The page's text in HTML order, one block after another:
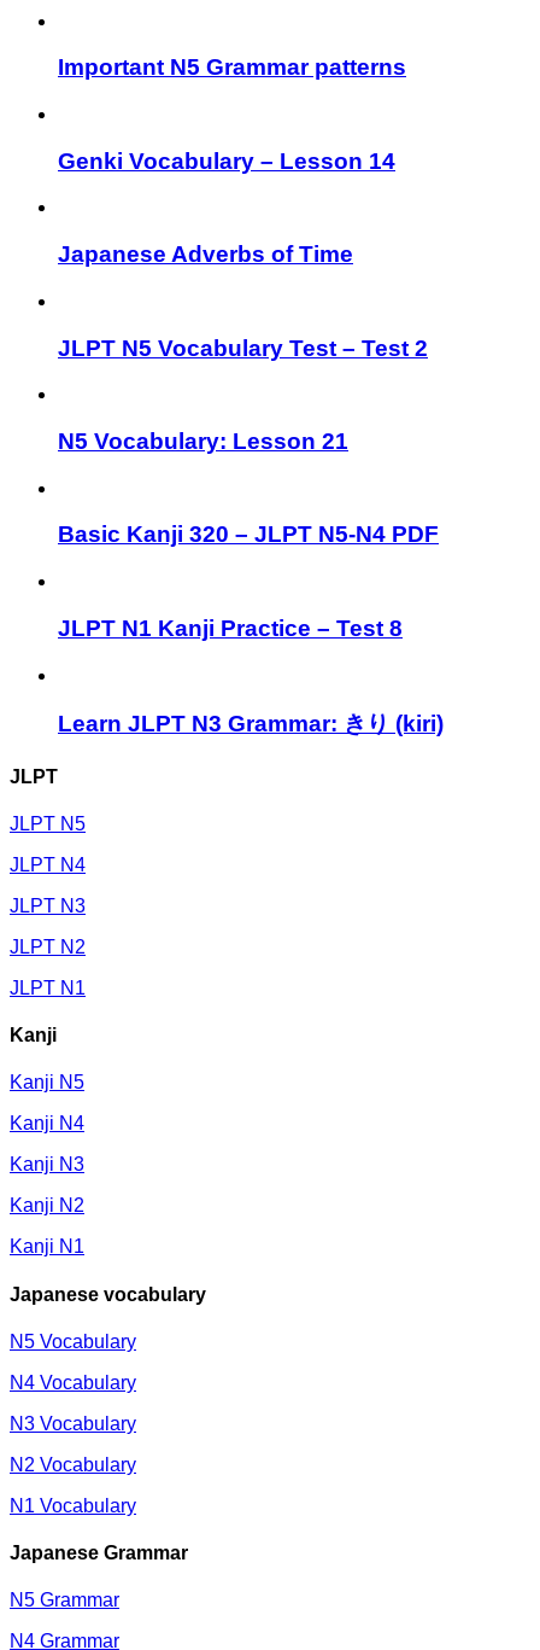
Important N5 Grammar patterns
Genki Vocabulary – Lesson 14
Japanese Adverbs of Time
JLPT N5 Vocabulary Test – Test 2
N5 Vocabulary: Lesson 21
Basic Kanji 320 – JLPT N5-N4 PDF
JLPT N1 Kanji Practice – Test 8
Learn JLPT N3 Grammar: きり (kiri)
JLPT
JLPT N5
JLPT N4
JLPT N3
JLPT N2
JLPT N1
Kanji
Kanji N5
Kanji N4
Kanji N3
Kanji N2
Kanji N1
Japanese vocabulary
N5 Vocabulary
N4 Vocabulary
N3 Vocabulary
N2 Vocabulary
N1 Vocabulary
Japanese Grammar
N5 Grammar
N4 Grammar